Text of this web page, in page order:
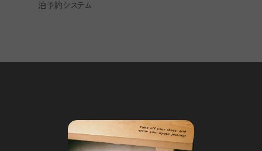
泊予約システム